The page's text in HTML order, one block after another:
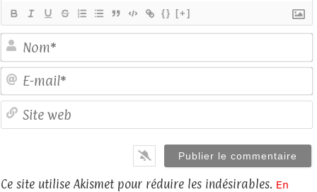
{} [+]
Ce site utilise Akismet pour réduire les indésirables. En